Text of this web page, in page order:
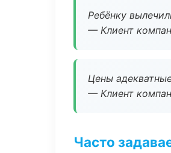
Ребёнку
— Клиент
Цены
— Клиент
Часто